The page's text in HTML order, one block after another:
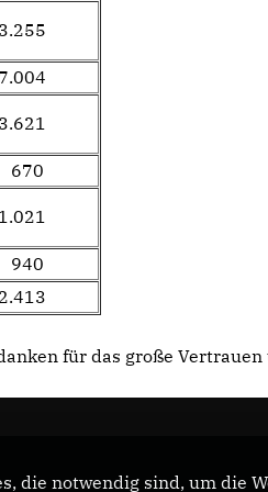
für das große
die notwendig sind, um